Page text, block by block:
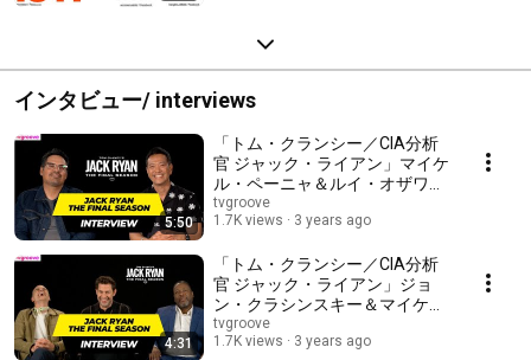
インタビュー/ interviews
5:50
「トム・クランシー／CIA分析
官 ジャック・ライアン」マイケ
ル・ペーニャ＆ルイ・オザワに
独占インタビュー！ Interview
with Michael Peña & Louis
tvgroove
1.7K views
3 years ago
4:31
「トム・クランシー／CIA分析
官 ジャック・ライアン」ジョ
ン・クラシンスキー＆マイケ
ル・ケリー＆ウェンデル・ピア
ースに独占インタビュー！
tvgroove
1.7K views
3 years ago